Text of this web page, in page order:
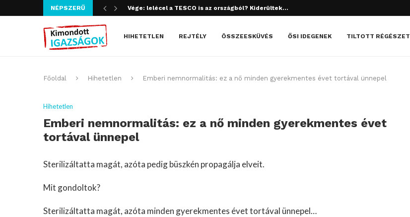
NÉPSZERŰ
HIHETETLEN REJTÉLY ÖSSZEESKÜVÉS ŐSI IDEGENEK TILTOTT RÉGÉSZET
Főoldal Hihetetlen Emberi nemnormalitás: ez a nő minden gyerekmentes évet tortával ünnepel
Hihetetlen
Emberi nemnormalitás: ez a nő minden gyerekmentes évet
tortával ünnepel
Sterilizáltatta magát, azóta pedig büszkén propagálja elveit.
Mit gondoltok?
Sterilizáltatta magát, azóta minden gyerekmentes évet tortával ünnepel…